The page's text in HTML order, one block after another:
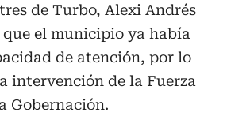
de Turbo, Alexi Andrés
el municipio ya había
de atención, por lo
intervención de la Fuerza
Gobernación.